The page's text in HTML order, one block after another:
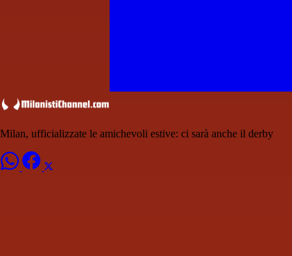
Milan, ufficializzate le amichevoli estive: ci sarà anche il derby